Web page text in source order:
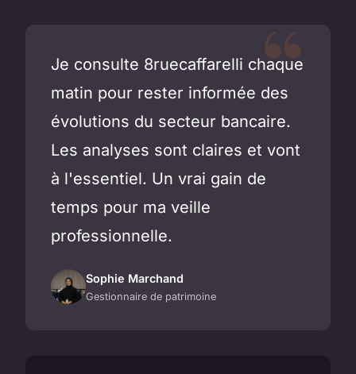
Je consulte 8ruecaffarelli chaque
matin pour rester informée des
évolutions du secteur bancaire.
Les analyses sont claires et vont
à l'essentiel. Un vrai gain de
temps pour ma veille
professionnelle.
Sophie Marchand
Gestionnaire de patrimoine